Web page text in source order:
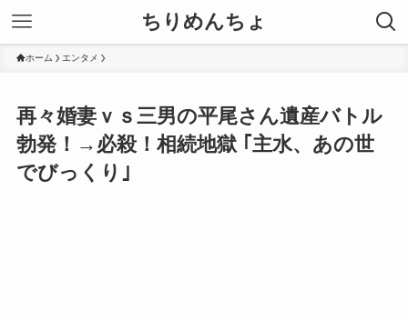
ちりめんちょ
ホーム エンタメ
再々婚妻ｖｓ三男の平尾さん遺産バトル
勃発！→必殺！相続地獄 ｢主水、あの世
でびっくり｣